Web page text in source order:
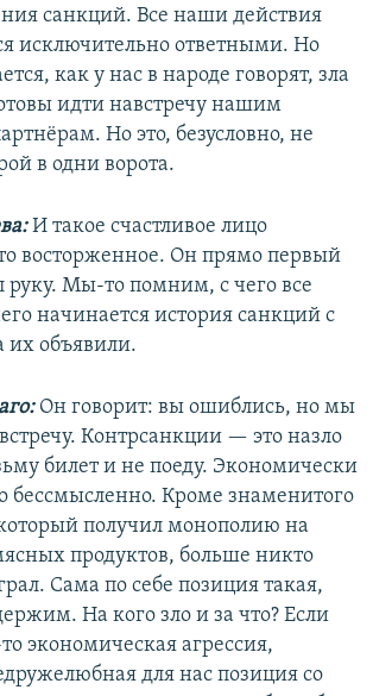
санкций. Все наши действия
исключительно ответными. Но
как у нас в народе говорят, зла
идти навстречу нашим
Но это, безусловно, не
в одни ворота.
И такое счастливое лицо
восторженное. Он прямо первый
руку. Мы-то помним, с чего все
начинается история санкций с
их объявили.
Он говорит: вы ошиблись, но мы
Контрсанкции — это назло
билет и не поеду. Экономически
бессмысленно. Кроме знаменитого
получил монополию на
продуктов, больше никто
Сама по себе позиция такая,
На кого зло и за что? Если
экономическая агрессия,
для нас позиция со